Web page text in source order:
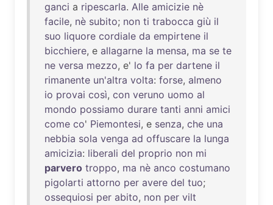
ganci a ripescarla. Alle amicizie nè
facile, nè subito; non ti trabocca giù il
suo liquore cordiale da empirtene il
bicchiere, e allagarne la mensa, ma se te
ne versa mezzo, e' lo fa per dartene il
rimanente un'altra volta: forse, almeno
io provai così, con veruno uomo al
mondo possiamo durare tanti anni amici
come co' Piemontesi, e senza, che una
nebbia sola venga ad offuscare la lunga
amicizia: liberali del proprio non mi
parvero troppo, ma nè anco costumano
pigolarti attorno per avere del tuo;
ossequiosi per abito, non per vilt